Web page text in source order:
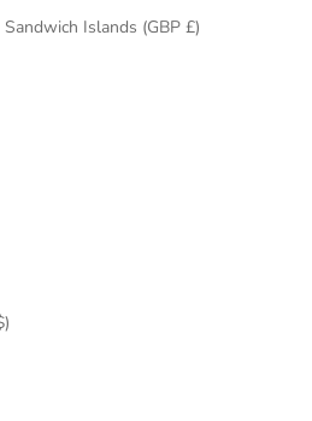
South Georgia & South Sandwich Islands (GBP £)
(XCD $)